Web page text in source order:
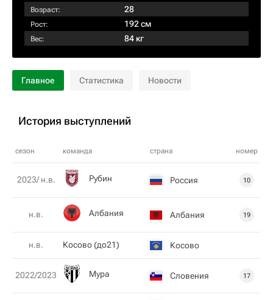
Возраст: 28
Рост: 192 см
Вес: 84 кг
Главное Статистика Новости
История выступлений
сезон команда страна номер
2023/ н.в. Рубин Россия 10
н.в. Албания Албания 19
н.в. Косово (до21) Косово
2022/2023 Мура Словения 17